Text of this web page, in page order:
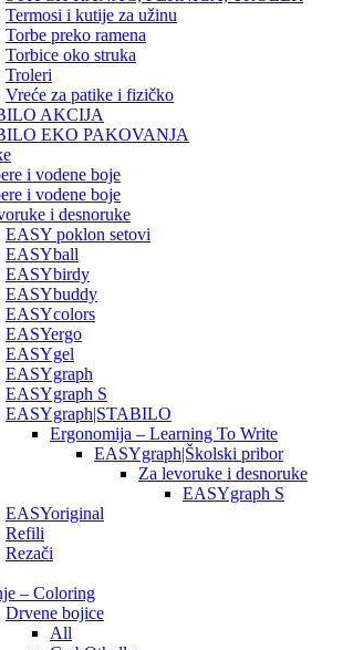
Termosi i kutije za užinu
Torbe preko ramena
Torbice oko struka
Troleri
Vreće za patike i fizičko
AKCIJA
EKO PAKOVANJA
i vodene boje
i vodene boje
i desnoruke
EASY poklon setovi
EASYball
EASYbirdy
EASYbuddy
EASYcolors
EASYergo
EASYgel
EASYgraph
EASYgraph S
EASYgraph|STABILO
Ergonomija – Learning To Write
EASYgraph|Školski pribor
Za levoruke i desnoruke
EASYgraph S
EASYoriginal
Refili
Rezači
– Coloring
Drvene bojice
All